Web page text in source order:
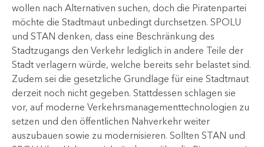
wollen nach Alternativen suchen, doch die Piratenpartei
möchte die Stadtmaut unbedingt durchsetzen. SPOLU
und STAN denken, dass eine Beschränkung des
Stadtzugangs den Verkehr lediglich in andere Teile der
Stadt verlagern würde, welche bereits sehr belastet sind.
Zudem sei die gesetzliche Grundlage für eine Stadtmaut
derzeit noch nicht gegeben. Stattdessen schlagen sie
vor, auf moderne Verkehrsmanagementtechnologien zu
setzen und den öffentlichen Nahverkehr weiter
auszubauen sowie zu modernisieren. Sollten STAN und